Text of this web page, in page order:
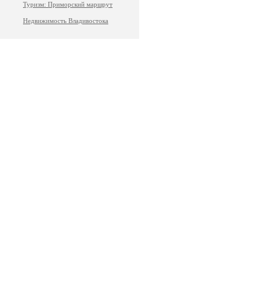
Туризм: Приморский маршрут
Недвижимость Владивостока